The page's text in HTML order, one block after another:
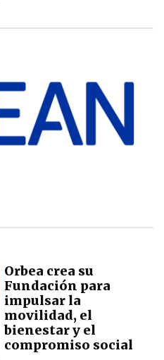
Orbea crea su
Fundación para
impulsar la
movilidad, el
bienestar y el
compromiso social